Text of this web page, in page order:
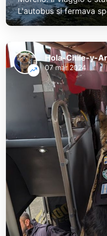
L'autobus si fermava
Hola-Chile-y-
07 mar 2024